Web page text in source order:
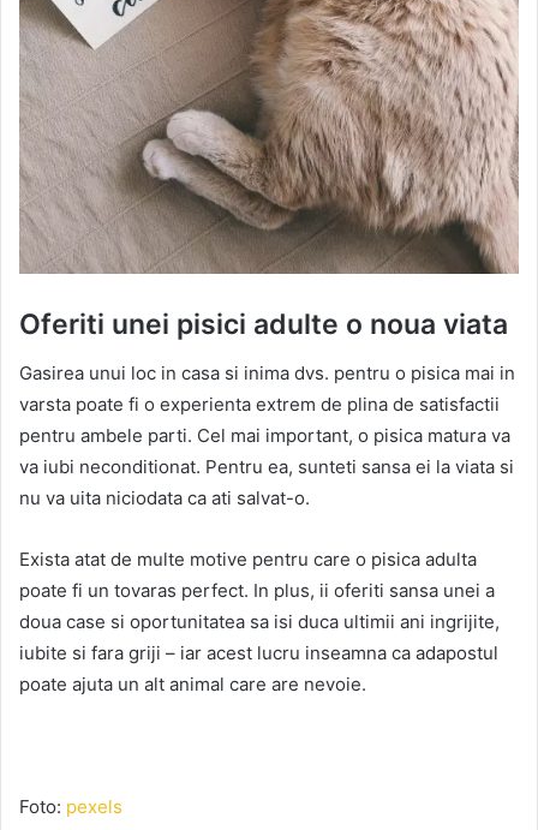
Oferiti unei pisici adulte o noua viata
Gasirea unui loc in casa si inima dvs. pentru o pisica mai in
varsta poate fi o experienta extrem de plina de satisfactii
pentru ambele parti. Cel mai important, o pisica matura va
va iubi neconditionat. Pentru ea, sunteti sansa ei la viata si
nu va uita niciodata ca ati salvat-o.
Exista atat de multe motive pentru care o pisica adulta
poate fi un tovaras perfect. In plus, ii oferiti sansa unei a
doua case si oportunitatea sa isi duca ultimii ani ingrijite,
iubite si fara griji – iar acest lucru inseamna ca adapostul
poate ajuta un alt animal care are nevoie.
Foto: pexels